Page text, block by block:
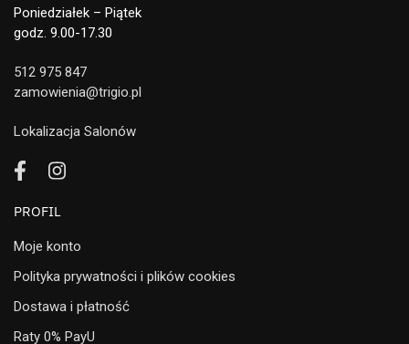
Poniedziałek – Piątek
godz. 9.00-17.30
512 975 847
zamowienia@trigio.pl
Lokalizacja Salonów
PROFIL
Moje konto
Polityka prywatności i plików cookies
Dostawa i płatność
Raty 0% PayU